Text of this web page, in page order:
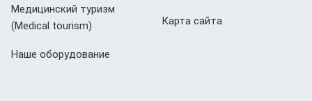
Медицинский туризм
(Мedical tourism)
Наше оборудование
Карта сайта